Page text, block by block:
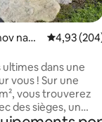
nad
Évaluation
4,93
dans une
vous ! Sur une
vous trouverez
des sièges, un